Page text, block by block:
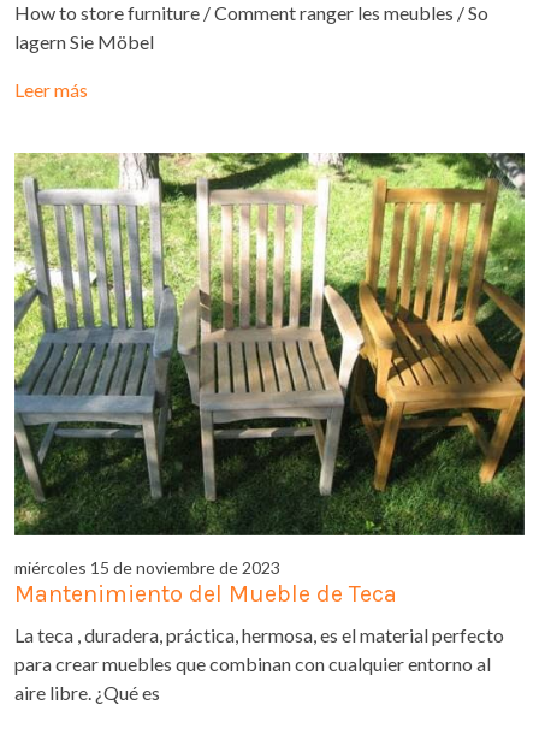
How to store furniture / Comment ranger les meubles / So
lagern Sie Möbel
Leer más
miércoles 15 de noviembre de 2023
Mantenimiento del Mueble de Teca
La teca , duradera, práctica, hermosa, es el material perfecto
para crear muebles que combinan con cualquier entorno al
aire libre. ¿Qué es